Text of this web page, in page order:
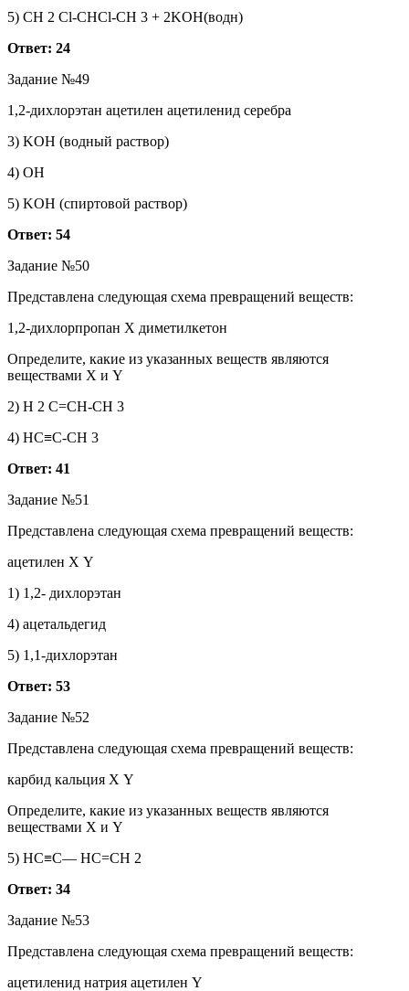
5) CH 2 Cl-CHCl-CH 3 + 2KOH(водн)
Ответ: 24
Задание №49
1,2-дихлорэтан ацетилен ацетиленид серебра
3) KOH (водный раствор)
4) OH
5) KOH (спиртовой раствор)
Ответ: 54
Задание №50
Представлена следующая схема превращений веществ:
1,2-дихлорпропан Х диметилкетон
Определите, какие из указанных веществ являются
веществами X и Y
2) Н 2 С=СН-СН 3
4) НС≡С-СН 3
Ответ: 41
Задание №51
Представлена следующая схема превращений веществ:
ацетилен Х Y
1) 1,2- дихлорэтан
4) ацетальдегид
5) 1,1-дихлорэтан
Ответ: 53
Задание №52
Представлена следующая схема превращений веществ:
карбид кальция Х Y
Определите, какие из указанных веществ являются
веществами X и Y
5) HC≡C― HC=CH 2
Ответ: 34
Задание №53
Представлена следующая схема превращений веществ:
ацетиленид натрия ацетилен Y